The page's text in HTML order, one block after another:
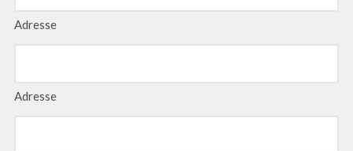
Adresse
Adresse